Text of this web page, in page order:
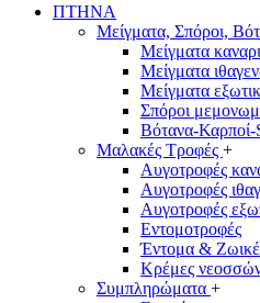
ΠΤΗΝΑ
Μείγματα, Σπόροι,
Μείγματα
Μείγματα
Μείγματα
Σπόροι
Βότανα-Καρποί-
Μαλακές Τροφές +
Αυγοτροφές
Αυγοτροφές
Αυγοτροφές
Εντομοτροφές
Έντομα &
Κρέμες
Συμπληρώματα +